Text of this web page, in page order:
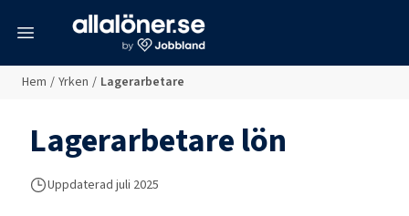
Hem / Yrken / Lagerarbetare
Lagerarbetarelön
Uppdaterad juli 2025